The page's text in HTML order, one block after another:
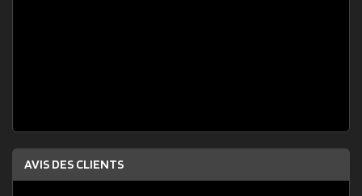
AVIS DES CLIENTS